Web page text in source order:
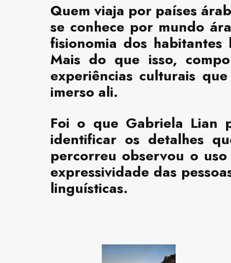
Quem viaja por países
se conhece por mundo
fisionomia dos
Mais do que isso,
experiências culturais
imerso ali.
Foi o que Gabriela Lian
identificar os detalhes
percorreu observou o
expressividade das
linguísticas.